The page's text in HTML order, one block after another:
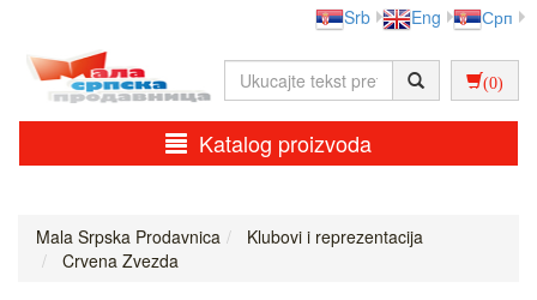
Srb Eng Срп
(0)
Katalog proizvoda
Mala Srpska Prodavnica
Klubovi i reprezentacija
Crvena Zvezda